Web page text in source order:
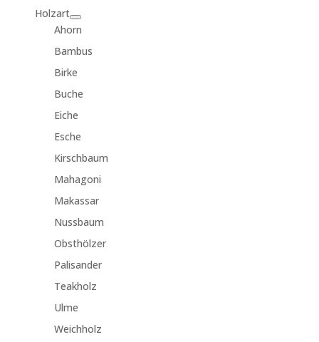
Holzart
Ahorn
Bambus
Birke
Buche
Eiche
Esche
Kirschbaum
Mahagoni
Makassar
Nussbaum
Obsthölzer
Palisander
Teakholz
Ulme
Weichholz